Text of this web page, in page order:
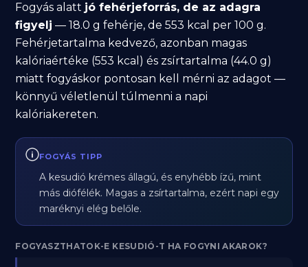
Fogyás alatt jó fehérjeforrás, de az adagra
figyelj — 18.0 g fehérje, de 553 kcal per 100 g.
Fehérjetartalma kedvező, azonban magas
kalóriaértéke (553 kcal) és zsírtartalma (44.0 g)
miatt fogyáskor pontosan kell mérni az adagot —
könnyű véletlenül túlmenni a napi
kalóriakereten.
FOGYÁS TIPP
A kesudió krémes állagú, és enyhébb ízű, mint
más diófélék. Magas a zsírtartalma, ezért napi egy
maréknyi elég belőle.
FOGYASZTHATOK-E KESUDIÓ-T HA FOGYNI AKAROK?